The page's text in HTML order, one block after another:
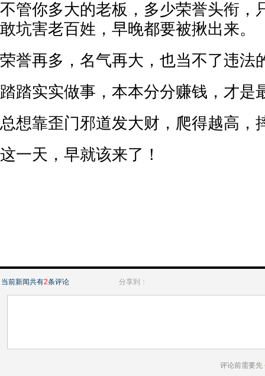
不管你多大的老板，多少荣誉头衔，
敢坑害老百姓，早晚都要被揪出来。
荣誉再多，名气再大，也当不了违法
踏踏实实做事，本本分分赚钱，才是
总想靠歪门邪道发大财，爬得越高，
这一天，早就该来了！
当前新闻共有2条评论 分享到：
评论前需要先